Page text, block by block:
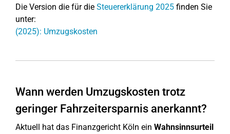
Die Version die für die Steuererklärung 2025 finden Sie
unter:
(2025): Umzugskosten
Wann werden Umzugskosten trotz
geringer Fahrzeitersparnis anerkannt?
Aktuell hat das Finanzgericht Köln ein Wahnsinnsurteil